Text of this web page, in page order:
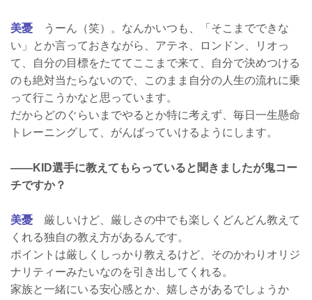
美憂 うーん（笑）。なんかいつも、「そこまでできな
い」とか言っておきながら、アテネ、ロンドン、リオっ
て、自分の目標をたててここまで来て、自分で決めつける
のも絶対当たらないので、このまま自分の人生の流れに乗
って行こうかなと思っています。
だからどのぐらいまでやるとか特に考えず、毎日一生懸命
トレーニングして、がんばっていけるようにします。
――KID選手に教えてもらっていると聞きましたが鬼コー
チですか？
美憂 厳しいけど、厳しさの中でも楽しくどんどん教えて
くれる独自の教え方があるんです。
ポイントは厳しくしっかり教えるけど、そのかわりオリジ
ナリティーみたいなのを引き出してくれる。
家族と一緒にいる安心感とか、嬉しさがあるでしょうか